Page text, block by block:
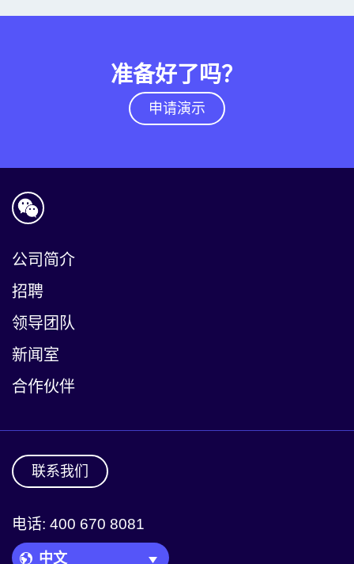
准备好了吗？
申请演示
公司简介
招聘
领导团队
新闻室
合作伙伴
联系我们
电话: 400 670 8081
Language Picker